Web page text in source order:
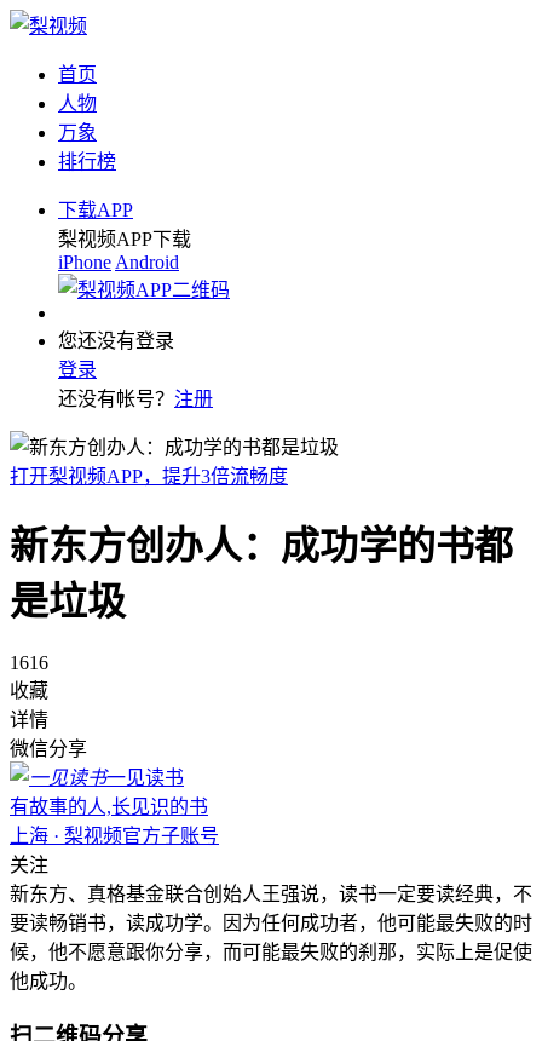
首页
人物
万象
排行榜
下载APP
梨视频APP下载
iPhone Android
您还没有登录
登录
还没有帐号？ 注册
打开梨视频APP，提升3倍流畅度
新东方创办人：成功学的书都
是垃圾
1616
收藏
详情
微信分享
一见读书
有故事的人,长见识的书
上海 · 梨视频官方子账号
关注
新东方、真格基金联合创始人王强说，读书一定要读经典，不
要读畅销书，读成功学。因为任何成功者，他可能最失败的时
候，他不愿意跟你分享，而可能最失败的刹那，实际上是促使
他成功。
扫二维码分享